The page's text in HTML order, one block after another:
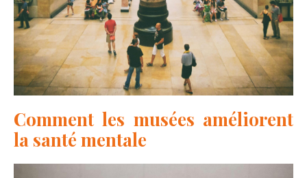
Comment les musées améliorent
la santé mentale